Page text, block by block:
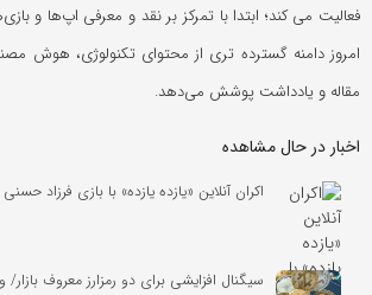
فعالیت می کند؛ ابتدا با تمرکز بر نقد و معرفی اپ‌ها و
امروز دامنه گسترده تری از محتوای تکنولوژی، هوش
مقاله و یادداشت پوشش می‌دهد.
اخبار در حال مشاهده
اکران آنلاین «یازده یازده» با بازی فرزاد حسنی
سیگنال افزایشی برای دو رمزارز معروف